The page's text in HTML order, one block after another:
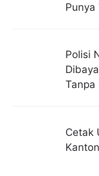
Punya
Polisi
Tanpa
Cetak